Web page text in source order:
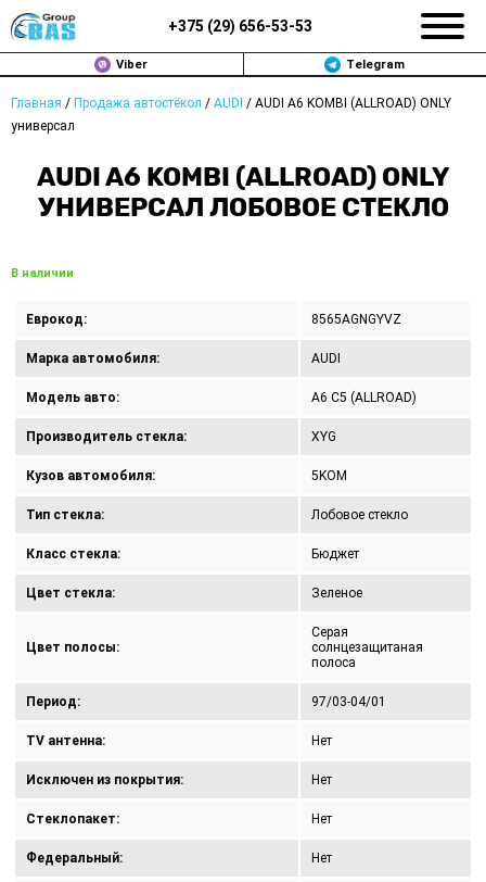
+375 (29) 656-53-53
Viber Telegram
Главная / Продажа автостёкол / AUDI / AUDI A6 KOMBI (ALLROAD) ONLY
универсал
AUDI A6 KOMBI (ALLROAD) ONLY
УНИВЕРСАЛ ЛОБОВОЕ СТЕКЛО
В наличии
Еврокод: 8565AGNGYVZ
Марка автомобиля: AUDI
Модель авто: A6 C5 (ALLROAD)
Производитель стекла: XYG
Кузов автомобиля: 5KOM
Тип стекла: Лобовое стекло
Класс стекла: Бюджет
Цвет стекла: Зеленое
Цвет полосы:
Серая
солнцезащитаная
полоса
Период: 97/03-04/01
TV антенна: Нет
Исключен из покрытия: Нет
Стеклопакет: Нет
Федеральный: Нет
ЗАМЕНА АВТОСТЕКОЛ В МИНСКЕ
ПРОДАЖА АВТОСТЁКОЛ
РЕМОНТ
ДОП. УСЛУГИ
ВОПРОС-ОТВЕТ
КОНТАКТЫ